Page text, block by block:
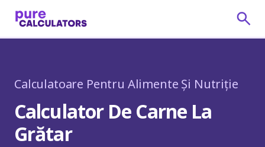
Calculatoare Pentru Alimente Și Nutriție
Calculator De Carne La
Grătar